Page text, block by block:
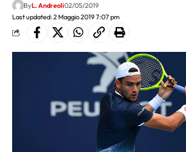
Last updated: 2 Maggio 2019 7:07 pm
ByL. Andreoli02/05/2019